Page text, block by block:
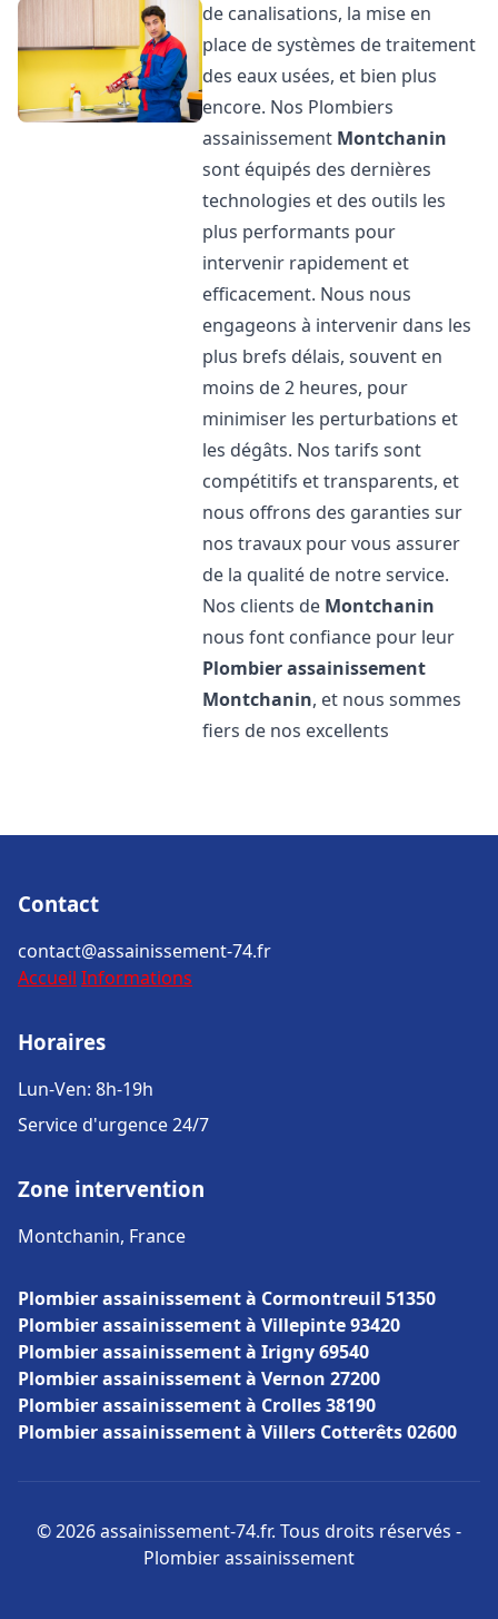
de canalisations, la mise en
place de systèmes de traitement
des eaux usées, et bien plus
encore. Nos Plombiers
assainissement Montchanin
sont équipés des dernières
technologies et des outils les
plus performants pour
intervenir rapidement et
efficacement. Nous nous
engageons à intervenir dans les
plus brefs délais, souvent en
moins de 2 heures, pour
minimiser les perturbations et
les dégâts. Nos tarifs sont
compétitifs et transparents, et
nous offrons des garanties sur
nos travaux pour vous assurer
de la qualité de notre service.
Nos clients de Montchanin
nous font confiance pour leur
Plombier assainissement
Montchanin, et nous sommes
fiers de nos excellents
Contact
contact@assainissement-74.fr
Accueil Informations
Horaires
Lun-Ven: 8h-19h
Service d'urgence 24/7
Zone intervention
Montchanin, France
Plombier assainissement à Cormontreuil 51350
Plombier assainissement à Villepinte 93420
Plombier assainissement à Irigny 69540
Plombier assainissement à Vernon 27200
Plombier assainissement à Crolles 38190
Plombier assainissement à Villers Cotterêts 02600
© 2026 assainissement-74.fr. Tous droits réservés -
Plombier assainissement